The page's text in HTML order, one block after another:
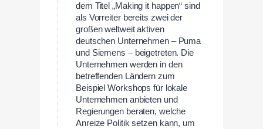
dem Titel „Making it happen“ sind
als Vorreiter bereits zwei der
großen weltweit aktiven
deutschen Unternehmen – Puma
und Siemens – beigetreten. Die
Unternehmen werden in den
betreffenden Ländern zum
Beispiel Workshops für lokale
Unternehmen anbieten und
Regierungen beraten, welche
Anreize Politik setzen kann, um